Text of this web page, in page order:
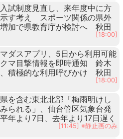
試制度見直し、来年度中に方
す考え スポーツ関係の県外
加で県教育庁が検討へ 秋田
[18:00]
ダスアプリ、5日から利用可能
マ目撃情報を即時通知 鈴木
積極的な利用呼びかけ 秋田
[18:00]
を含む東北北部「梅雨明けし
られる」、仙台管区気象台発
年より7日、去年より17日遅く
[11:45] ※静止画のみ